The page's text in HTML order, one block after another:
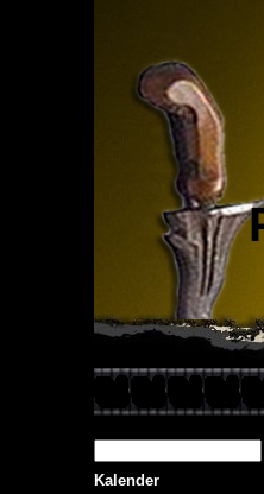
Kalender